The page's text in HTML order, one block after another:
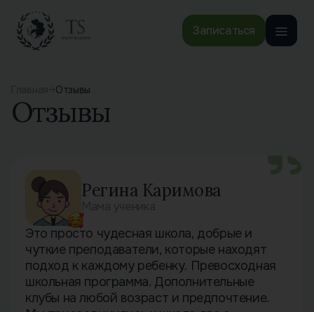
Записаться
Отзывы
Отзывы
Регина Каримова
Это просто чудесная школа, добрые и
чуткие преподаватели, которые находят
подход к каждому ребенку. Превосходная
школьная программа. Дополнительные
клубы на любой возраст и предпочтение.